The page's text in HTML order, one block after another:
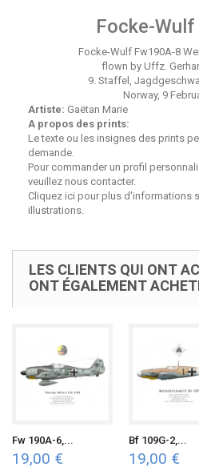
Focke-
Focke-Wulf Fw190A-8
flown by Uffz.
9. Staffel,
Norway, 9
Artiste: Gaëtan Marie
A propos des prints:
Le texte ou les insignes des prints
demande.
Pour commander un profil
veuillez nous contacter.
Cliquez ici pour plus d'informations
illustrations.
LES CLIENTS QUI ONT
ONT ÉGALEMENT
Fw 190A-6,...
19,00 €
Bf 109G-2,...
19,00 €